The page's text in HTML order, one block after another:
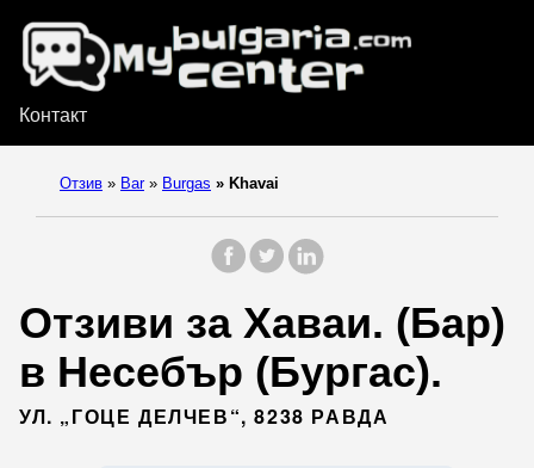
Контакт
Отзив » Bar » Burgas » Khavai
Отзиви за Хаваи. (Бар)
в Несебър (Бургас).
УЛ. „ГОЦЕ ДЕЛЧЕВ“, 8238 РАВДА